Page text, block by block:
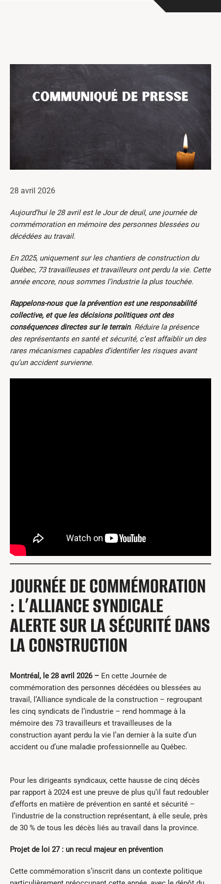
Employeurs
Documents et formulaires
Nous contacter
Recherche
English
28 avril 2026
Aujourd’hui le 28 avril est le Jour de deuil, une journée de
commémoration en mémoire des personnes blessées ou
décédées au travail.
En 2025, uniquement sur les chantiers de construction du
Québec, 73 travailleuses et travailleurs ont perdu la vie. Cette
année encore, nous sommes l’industrie la plus touchée.
Rappelons-nous que la prévention est une responsabilité
collective, et que les décisions politiques ont des
conséquences directes sur le terrain. Réduire la présence
des représentants en santé et sécurité, c’est affaiblir un des
rares mécanismes capables d’identifier les risques avant
qu’un accident survienne.
JOURNÉE DE COMMÉMORATION
: L’ALLIANCE SYNDICALE
ALERTE SUR LA SÉCURITÉ DANS
LA CONSTRUCTION
Montréal, le 28 avril 2026 – En cette Journée de
commémoration des personnes décédées ou blessées au
travail, l’Alliance syndicale de la construction – regroupant
les cinq syndicats de l’industrie – rend hommage à la
mémoire des 73 travailleurs et travailleuses de la
construction ayant perdu la vie l’an dernier à la suite d’un
accident ou d’une maladie professionnelle au Québec.
Pour les dirigeants syndicaux, cette hausse de cinq décès
par rapport à 2024 est une preuve de plus qu’il faut redoubler
d’efforts en matière de prévention en santé et sécurité –
l’industrie de la construction représentant, à elle seule, près
de 30 % de tous les décès liés au travail dans la province.
Projet de loi 27 : un recul majeur en prévention
Cette commémoration s’inscrit dans un contexte politique